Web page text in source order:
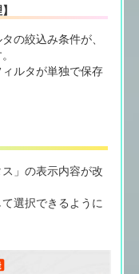
の絞込み条件が、
ルタが単独で保存
」の表示内容が改
選択できるように